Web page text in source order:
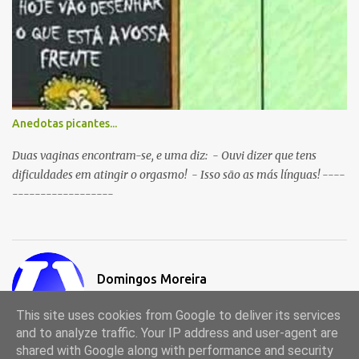
Anedotas picantes...
Duas vaginas encontram-se, e uma diz: - Ouvi dizer que tens
dificuldades em atingir o orgasmo! - Isso são as más línguas! ----
------------------
Domingos Moreira
This site uses cookies from Google to deliver its services
and to analyze traffic. Your IP address and user-agent are
shared with Google along with performance and security